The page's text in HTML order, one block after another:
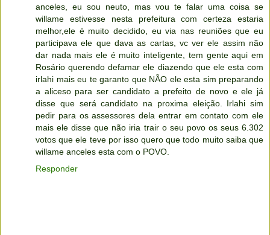
anceles, eu sou neuto, mas vou te falar uma coisa se
willame estivesse nesta prefeitura com certeza estaria
melhor,ele é muito decidido, eu via nas reuniões que eu
participava ele que dava as cartas, vc ver ele assim não
dar nada mais ele é muito inteligente, tem gente aqui em
Rosário querendo defamar ele diazendo que ele esta com
irlahi mais eu te garanto que NÃO ele esta sim preparando
a aliceso para ser candidato a prefeito de novo e ele já
disse que será candidato na proxima eleição. Irlahi sim
pedir para os assessores dela entrar em contato com ele
mais ele disse que não iria trair o seu povo os seus 6.302
votos que ele teve por isso quero que todo muito saiba que
willame anceles esta com o POVO.
Responder